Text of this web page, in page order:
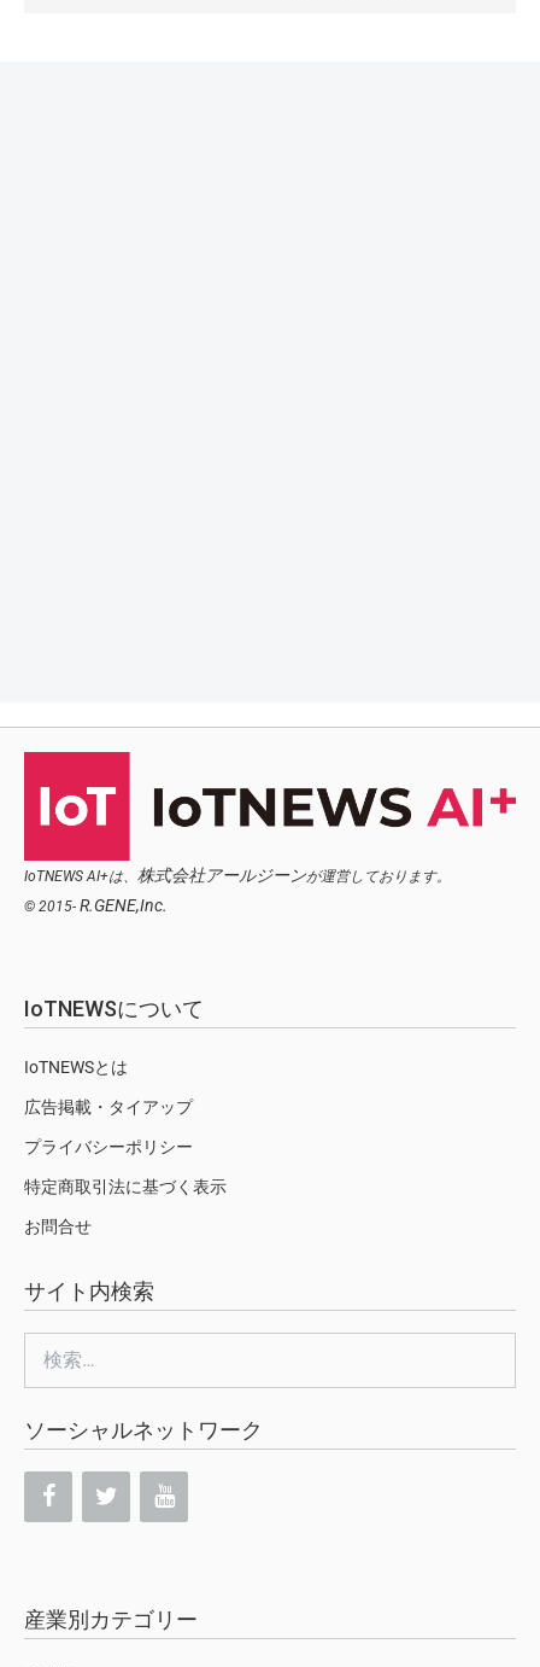
IoTNEWS AI+は、 株式会社アールジーンが運営しております。
© 2015- R.GENE,Inc.
IoTNEWSについて
IoTNEWSとは
広告掲載・タイアップ
プライバシーポリシー
特定商取引法に基づく表示
お問合せ
サイト内検索
索:
ソーシャルネットワーク
産業別カテゴリー